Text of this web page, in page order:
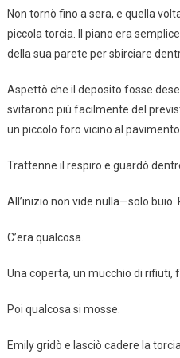
Non tornò fino a sera, e quella
piccola torcia. Il piano era
della sua parete per sbirciare
Aspettò che il deposito fosse
svitarono più facilmente del
un piccolo foro vicino al pavimento.
Trattenne il respiro e guardò
All’inizio non vide nulla—solo buio.
C’era qualcosa.
Una coperta, un mucchio di rifiuti,
Poi qualcosa si mosse.
Emily gridò e lasciò cadere la